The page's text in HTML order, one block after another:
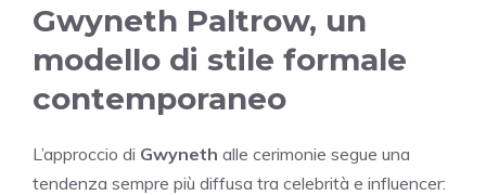
Gwyneth Paltrow, un
modello di stile formale
contemporaneo
L’approccio di Gwyneth alle cerimonie segue una
tendenza sempre più diffusa tra celebrità e influencer: